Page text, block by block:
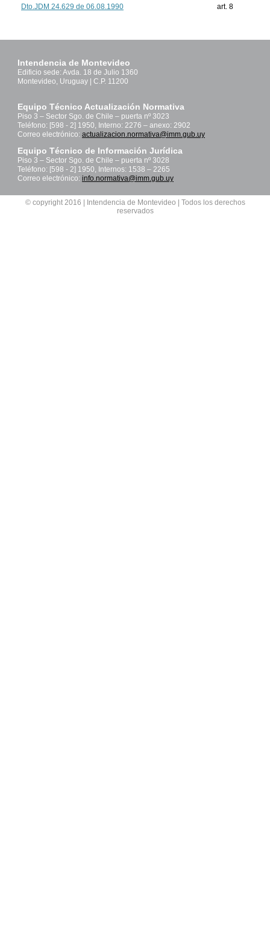
Dto.JDM 24.629 de 06.08.1990 art. 8
Intendencia de Montevideo
Edificio sede: Avda. 18 de Julio 1360
Montevideo, Uruguay | C.P. 11200
Equipo Técnico Actualización Normativa
Piso 3 – Sector Sgo. de Chile – puerta nº 3023
Teléfono: [598 - 2] 1950, Interno: 2276 – anexo: 2902
Correo electrónico: actualizacion.normativa@imm.gub.uy
Equipo Técnico de Información Jurídica
Piso 3 – Sector Sgo. de Chile – puerta nº 3028
Teléfono: [598 - 2] 1950, Internos: 1538 – 2265
Correo electrónico: info.normativa@imm.gub.uy
© copyright 2016 | Intendencia de Montevideo | Todos los derechos
reservados